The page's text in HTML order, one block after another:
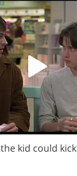
the kid could kick